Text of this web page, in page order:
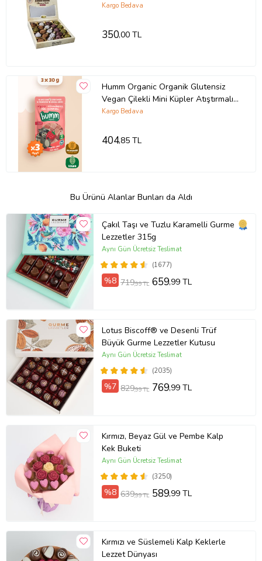
Kargo Bedava
350,00 TL
Humm Organic Organik Glutensiz
Vegan Çilekli Mini Küpler Atıştırmalık
Paketi - 3 adet
Kargo Bedava
404,85 TL
Bu Ürünü Alanlar Bunları da Aldı
Çakıl Taşı ve Tuzlu Karamelli Gurme
Lezzetler 315g
(1677)
Aynı Gün Ücretsiz Teslimat
%8 719,99 TL 659,99 TL
Lotus Biscoff® ve Desenli Trüf
Büyük Gurme Lezzetler Kutusu
(2035)
Aynı Gün Ücretsiz Teslimat
%7 829,99 TL 769,99 TL
Kırmızı, Beyaz Gül ve Pembe Kalp
Kek Buketi
(3250)
Aynı Gün Ücretsiz Teslimat
%8 639,99 TL 589,99 TL
Kırmızı ve Süslemeli Kalp Keklerle
Lezzet Dünyası